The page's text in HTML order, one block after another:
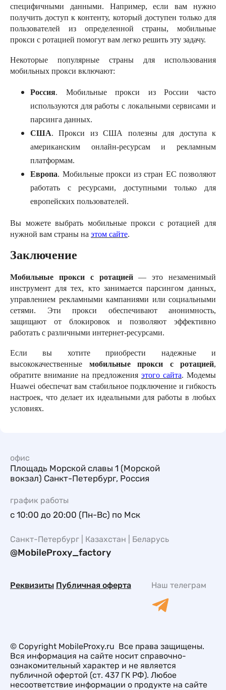
специфичными данными. Например, если вам нужно
получить доступ к контенту, который доступен только для
пользователей из определенной страны, мобильные
прокси с ротацией помогут вам легко решить эту задачу.
Некоторые популярные страны для использования
мобильных прокси включают:
Россия. Мобильные прокси из России часто
используются для работы с локальными сервисами и
парсинга данных.
США. Прокси из США полезны для доступа к
американским онлайн-ресурсам и рекламным
платформам.
Европа. Мобильные прокси из стран ЕС позволяют
работать с ресурсами, доступными только для
европейских пользователей.
Вы можете выбрать мобильные прокси с ротацией для
нужной вам страны на этом сайте.
Заключение
Мобильные прокси с ротацией— это незаменимый
инструмент для тех, кто занимается парсингом данных,
управлением рекламными кампаниями или социальными
сетями. Эти прокси обеспечивают анонимность,
защищают от блокировок и позволяют эффективно
работать с различными интернет-ресурсами.
Если вы хотите приобрести надежные и
высококачественные мобильные прокси с ротацией,
обратите внимание на предложения этого сайта. Модемы
Huawei обеспечат вам стабильное подключение и гибкость
настроек, что делает их идеальными для работы в любых
условиях.
офис
Площадь Морской славы 1 (Морской
вокзал) Санкт-Петербург, Россия
график работы
с 10:00 до 20:00 (Пн-Вс) по Мск
Санкт-Петербург | Казахстан | Беларусь
@MobileProxy_factory
Реквизиты Публичная оферта Наш телеграм
© Copyright MobileProxy.ru Все права защищены.
Вся информация на сайте носит справочно-
ознакомительный характер и не является
публичной офертой (ст. 437 ГК РФ). Любое
несоответствие информации о продукте на сайте